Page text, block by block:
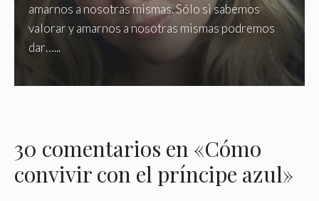
amarnos a nosotras mismas. Sólo si sabemos
valorar y amarnos a nosotras mismas podremos
dar…...
30 comentarios en «Cómo
convivir con el príncipe azul»